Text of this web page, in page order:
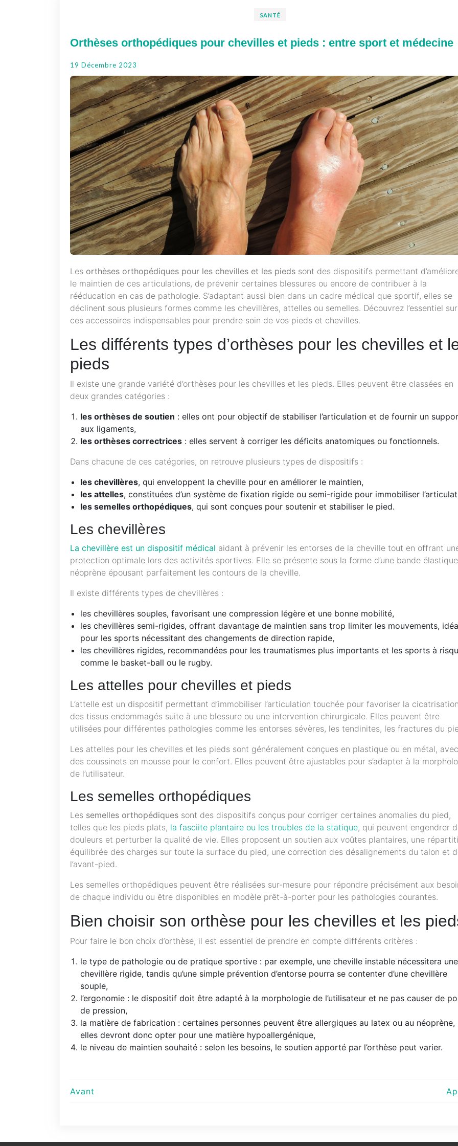
SANTÉ
Orthèses orthopédiques pour chevilles et pieds : entre sport et médecine
19 Décembre 2023
Les orthèses orthopédiques pour les chevilles et les pieds sont des dispositifs permettant
le maintien de ces articulations, de prévenir certaines blessures ou encore de contribuer à la
rééducation en cas de pathologie. S’adaptant aussi bien dans un cadre médical que sportif, elles se
déclinent sous plusieurs formes comme les chevillères, attelles ou semelles. Découvrez l’essentiel sur
ces accessoires indispensables pour prendre soin de vos pieds et chevilles.
Les différents types d’orthèses pour les chevilles et
pieds
Il existe une grande variété d’orthèses pour les chevilles et les pieds. Elles peuvent être classées en
deux grandes catégories :
les orthèses de soutien : elles ont pour objectif de stabiliser l’articulation et de fournir un
aux ligaments,
les orthèses correctrices : elles servent à corriger les déficits anatomiques ou fonctionnels.
Dans chacune de ces catégories, on retrouve plusieurs types de dispositifs :
les chevillères, qui enveloppent la cheville pour en améliorer le maintien,
les attelles, constituées d’un système de fixation rigide ou semi-rigide pour immobiliser
les semelles orthopédiques, qui sont conçues pour soutenir et stabiliser le pied.
Les chevillères
La chevillère est un dispositif médical aidant à prévenir les entorses de la cheville tout en offrant
protection optimale lors des activités sportives. Elle se présente sous la forme d’une bande
néoprène épousant parfaitement les contours de la cheville.
Il existe différents types de chevillères :
les chevillères souples, favorisant une compression légère et une bonne mobilité,
les chevillères semi-rigides, offrant davantage de maintien sans trop limiter les mouvements,
pour les sports nécessitant des changements de direction rapide,
les chevillères rigides, recommandées pour les traumatismes plus importants et les sports à
comme le basket-ball ou le rugby.
Les attelles pour chevilles et pieds
L’attelle est un dispositif permettant d’immobiliser l’articulation touchée pour favoriser la cicatrisation
des tissus endommagés suite à une blessure ou une intervention chirurgicale. Elles peuvent être
utilisées pour différentes pathologies comme les entorses sévères, les tendinites, les fractures du
Les attelles pour les chevilles et les pieds sont généralement conçues en plastique ou en métal, avec
des coussinets en mousse pour le confort. Elles peuvent être ajustables pour s’adapter à la
de l’utilisateur.
Les semelles orthopédiques
Les semelles orthopédiques sont des dispositifs conçus pour corriger certaines anomalies du pied,
telles que les pieds plats, la fasciite plantaire ou les troubles de la statique, qui peuvent engendrer
douleurs et perturber la qualité de vie. Elles proposent un soutien aux voûtes plantaires, une
équilibrée des charges sur toute la surface du pied, une correction des désalignements du talon et
l’avant-pied.
Les semelles orthopédiques peuvent être réalisées sur-mesure pour répondre précisément aux
de chaque individu ou être disponibles en modèle prêt-à-porter pour les pathologies courantes.
Bien choisir son orthèse pour les chevilles et les
Pour faire le bon choix d’orthèse, il est essentiel de prendre en compte différents critères :
le type de pathologie ou de pratique sportive : par exemple, une cheville instable nécessitera une
chevillère rigide, tandis qu’une simple prévention d’entorse pourra se contenter d’une chevillère
souple,
l’ergonomie : le dispositif doit être adapté à la morphologie de l’utilisateur et ne pas causer de
de pression,
la matière de fabrication : certaines personnes peuvent être allergiques au latex ou au néoprène,
elles devront donc opter pour une matière hypoallergénique,
le niveau de maintien souhaité : selon les besoins, le soutien apporté par l’orthèse peut varier.
Navigation
Avant